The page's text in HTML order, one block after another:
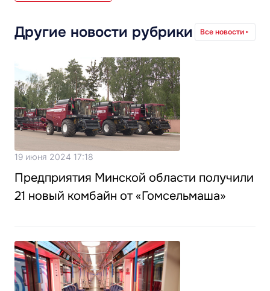
Другие новости рубрики Все новости
19 июня 2024 17:18
Предприятия Минской области получили
21 новый комбайн от «Гомсельмаша»